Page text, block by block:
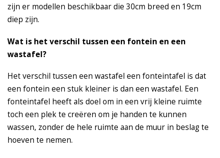
zijn er modellen beschikbaar die 30cm breed en 19cm
diep zijn.
Wat is het verschil tussen een fontein en een
wastafel?
Het verschil tussen een wastafel een fonteintafel is dat
een fontein een stuk kleiner is dan een wastafel. Een
fonteintafel heeft als doel om in een vrij kleine ruimte
toch een plek te creëren om je handen te kunnen
wassen, zonder de hele ruimte aan de muur in beslag te
hoeven te nemen.